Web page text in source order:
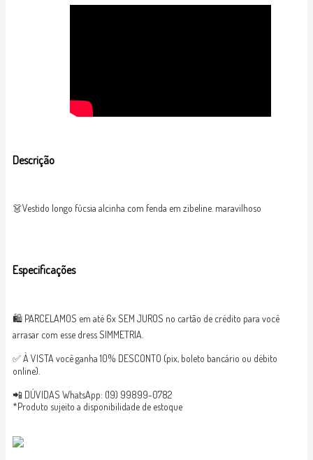
Descrição
👗Vestido longo fúcsia alcinha com fenda em zibeline. maravilhoso
Especificações
🛍 PARCELAMOS em até 6x SEM JUROS no cartão de crédito para você
arrasar com esse dress SIMMETRIA.
✅ À VISTA você ganha 10% DESCONTO (pix, boleto bancário ou débito
online).
📲 DÚVIDAS WhatsApp: (19) 99899-0782
*Produto sujeito a disponibilidade de estoque